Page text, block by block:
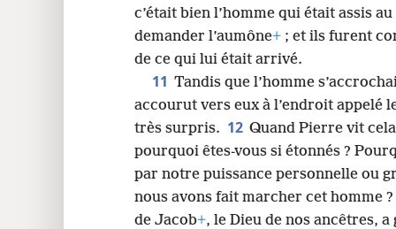
c’était bien l’homme qui était assis
demander l’aumône+ ; et ils furent
de ce qui lui était arrivé.
11 Tandis que l’homme
accourut vers eux à l’endroit appelé
très surpris. 12 Quand Pierre vit
pourquoi êtes-vous si étonnés ?
par notre puissance personnelle ou
nous avons fait marcher cet homme ?
de Jacob+, le Dieu de nos ancêtres,